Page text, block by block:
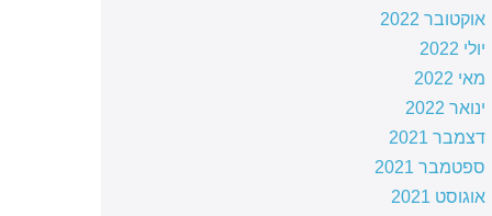
אוקטובר 2022
יולי 2022
מאי 2022
ינואר 2022
דצמבר 2021
ספטמבר 2021
אוגוסט 2021